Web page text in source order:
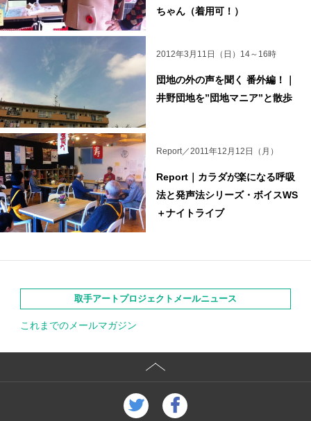
ちゃん（着用可！）
2012年3月11日（日）14～16時
団地の外の声を聞く 番外編！｜
井野団地を”団地マニア”と散歩
Report／2011年12月12日（月）
Report｜カラダが楽になる呼吸
法と発声法シリーズ・ボイスWS
＋ナイトライブ
取手アートプロジェクトメールニュース
これまでのメールマガジン